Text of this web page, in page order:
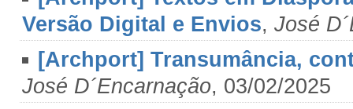
Versão Digital e Envios, José
[Archport] Transumância,
José D´Encarnação, 03/02/2025